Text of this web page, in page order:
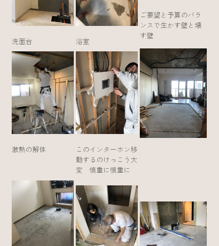
洗面台 浴室
ご要望と予算のバラ
ンスで生かす壁と壊
す壁
激熱の解体
このインターホン移
動するのけっこう大
変 慎重に慎重に